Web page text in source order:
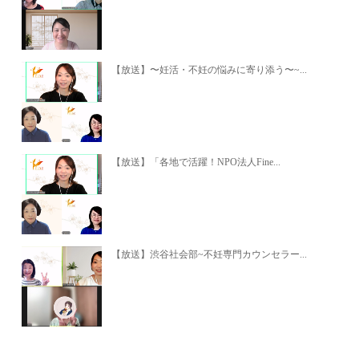
【放送】〜妊活・不妊の悩みに寄り添う〜~...
【放送】「各地で活躍！NPO法人Fine...
【放送】渋谷社会部~不妊専門カウンセラー...